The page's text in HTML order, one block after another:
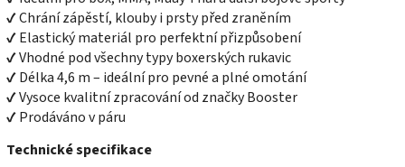
✔ Chrání zápěstí, klouby i prsty před zraněním
✔ Elastický materiál pro perfektní přizpůsobení
✔ Vhodné pod všechny typy boxerských rukavic
✔ Délka 4,6 m – ideální pro pevné a plné omotání
✔ Vysoce kvalitní zpracování od značky Booster
✔ Prodáváno v páru
Technické specifikace